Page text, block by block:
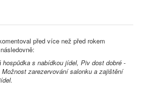
před více než před rokem
hospůdka s nabídkou jídel, Piv dost dobré -
zarezervování salonku a zajištění